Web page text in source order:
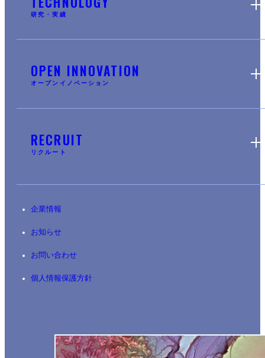
研究・実績
OPEN INNOVATION
オープンイノベーション
RECRUIT
リクルート
企業情報
お知らせ
お問い合わせ
個人情報保護方針